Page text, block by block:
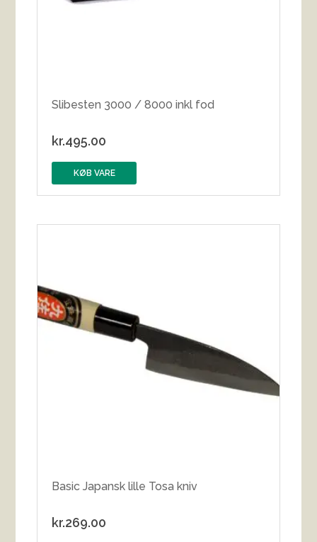
Slibesten 3000 / 8000 inkl fod
kr.495.00
KØB VARE
Basic Japansk lille Tosa kniv
kr.269.00